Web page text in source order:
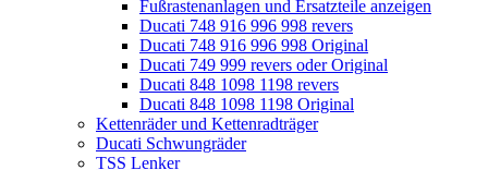
Fußrastenanlagen und Ersatzteile anzeigen
Ducati 748 916 996 998 revers
Ducati 748 916 996 998 Original
Ducati 749 999 revers oder Original
Ducati 848 1098 1198 revers
Ducati 848 1098 1198 Original
Kettenräder und Kettenradträger
Ducati Schwungräder
TSS Lenker